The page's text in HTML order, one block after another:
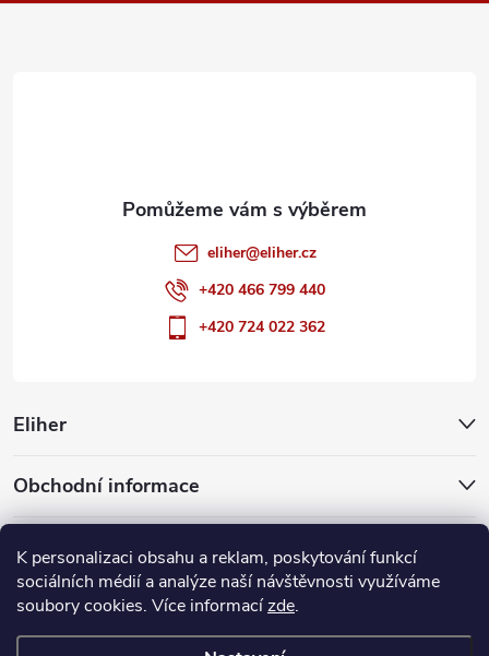
K personalizaci obsahu a reklam, poskytování funkcí
sociálních médií a analýze naší návštěvnosti využíváme
soubory cookies. Více informacízde.
Eliher
Obchodní informace
Partnerské weby
eliher@eliher.cz
+420 466 799 440
+420 724 022 362
cookies